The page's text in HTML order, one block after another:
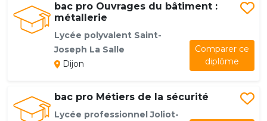
bac pro Ouvrages du bâtiment :
métallerie
Lycée polyvalent Saint-
Joseph La Salle
Dijon
Comparer ce
diplôme
bac pro Métiers de la sécurité
Lycée professionnel Joliot-